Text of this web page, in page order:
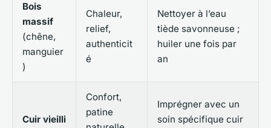
Bois
massif
(chêne,
manguier
)
Chaleur,
relief,
authenticit
é
Nettoyer à l’eau
tiède savonneuse ;
huiler une fois par
an
Cuir vieilli
Confort,
patine
Imprégner avec un
soin spécifique cuir